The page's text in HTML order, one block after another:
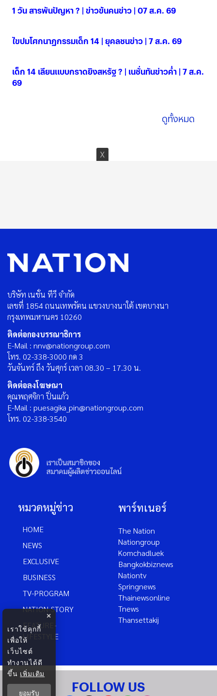
1 วัน สารพันปัญหา ? | ข่าวข้นคนข่าว | 07 ส.ค. 69
ไขปมโศกนาฏกรรมเด็ก 14 | ยุคลชนข่าว | 7 ส.ค. 69
เด็ก 14 เลียนแบบกราดยิงสหรัฐ ? | เนชั่นทันข่าวค่ำ | 7 ส.ค.
69
ดูทั้งหมด
บริษัท เนชั่น ทีวี จำกัด
เลขที่ 1854 ถนนเทพรัตน แขวงบางนาใต้ เขตบางนา
กรุงเทพมหานคร 10260
ติดต่อกองบรรณาธิการ
E-Mail : nnv@nationgroup.com
โทร. 02-338-3000 กด 3
วันจันทร์ ถึง วันศุกร์ เวลา 08.30 – 17.30 น.
ติดต่อลงโฆษณา
คุณพฤศจิกา ปิ่นแก้ว
E-Mail : puesagika_pin@nationgroup.com
โทร. 02-338-3540
หมวดหมู่ข่าว
HOME
NEWS
EXCLUSIVE
BUSINESS
TV-PROGRAM
NATION-STORY
FEATURE-
LIFESTYLE
พาร์ทเนอร์
The Nation
Nationgroup
Komchadluek
Bangkokbiznews
Nationtv
Springnews
Thainewsonline
Tnews
Thansettakij
FOLLOW US
×
เราใช้คุกกี้
เพื่อให้
เว็บไซต์
ทำงานได้ดี
ขึ้น เพิ่มเติม
ยอมรับ